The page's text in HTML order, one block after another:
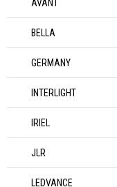
AVANT
BELLA
GERMANY
INTERLIGHT
IRIEL
JLR
LEDVANCE